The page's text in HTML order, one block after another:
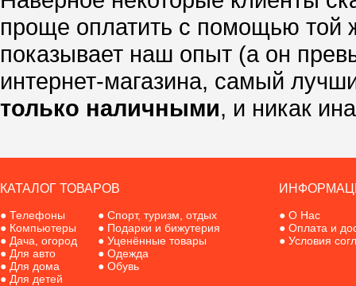
проще оплатить с помощью той
показывает наш опыт (а он
интернет-магазина, самый
только наличными, и никак
КАТАЛОГ ТОВАРОВ
● Телефоны
● Компьютеры
● Дача, огород
● Для авто
● Для дома
● Для детей
● Спорт, туризм, отдых
● Подарки и бижутерия
● Уценённые товары
● Одежда
● Обувь
● О Нас
● Оплата и
● Условия